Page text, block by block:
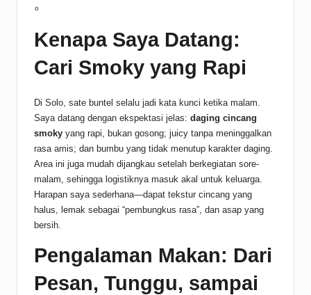
o
Kenapa Saya Datang:
Cari Smoky yang Rapi
Di Solo, sate buntel selalu jadi kata kunci ketika malam.
Saya datang dengan ekspektasi jelas: daging cincang
smoky yang rapi, bukan gosong; juicy tanpa meninggalkan
rasa amis; dan bumbu yang tidak menutup karakter daging.
Area ini juga mudah dijangkau setelah berkegiatan sore-
malam, sehingga logistiknya masuk akal untuk keluarga.
Harapan saya sederhana—dapat tekstur cincang yang
halus, lemak sebagai “pembungkus rasa”, dan asap yang
bersih.
Pengalaman Makan: Dari
Pesan, Tunggu, sampai